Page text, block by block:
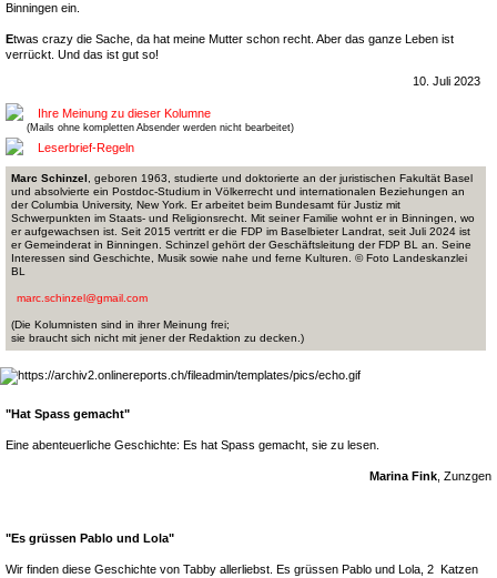
Binningen ein.
Etwas crazy die Sache, da hat meine Mutter schon recht. Aber das ganze Leben ist
verrückt. Und das ist gut so!
10. Juli 2023
Ihre Meinung zu dieser Kolumne
(Mails ohne kompletten Absender werden nicht bearbeitet)
Leserbrief-Regeln
Marc Schinzel , geboren 1963, studierte und doktorierte an der juristischen Fakultät Basel
und absolvierte ein Postdoc-Studium in Völkerrecht und internationalen Beziehungen an
der Columbia University, New York. Er arbeitet beim Bundesamt für Justiz mit
Schwerpunkten im Staats- und Religionsrecht. Mit seiner Familie wohnt er in Binningen, wo
er aufgewachsen ist. Seit 2015 vertritt er die FDP im Baselbieter Landrat, seit Juli 2024 ist
er Gemeinderat in Binningen. Schinzel gehört der Geschäftsleitung der FDP BL an. Seine
Interessen sind Geschichte, Musik sowie nahe und ferne Kulturen. © Foto Landeskanzlei
BL
marc.schinzel@gmail.com
(Die Kolumnisten sind in ihrer Meinung frei;
sie braucht sich nicht mit jener der Redaktion zu decken.)
"Hat Spass gemacht"
Eine abenteuerliche Geschichte: Es hat Spass gemacht, sie zu lesen.
Marina Fink , Zunzgen
"Es grüssen Pablo und Lola"
Wir finden diese Geschichte von Tabby allerliebst. Es grüssen Pablo und Lola, 2 Katzen